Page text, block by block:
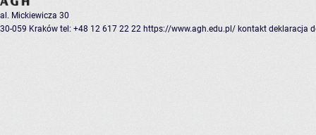
al. Mickiewicza 30
30-059 Kraków tel: +48 12 617 22 22 https://www.agh.edu.pl/ kontakt deklaracja